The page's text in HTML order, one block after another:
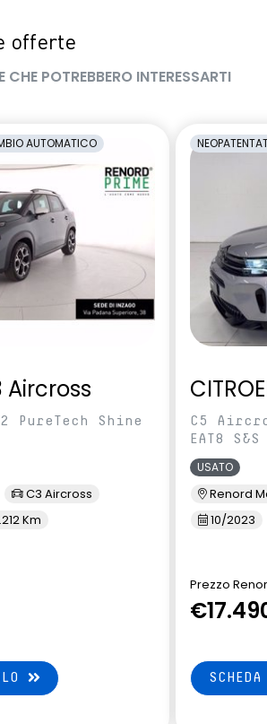
offerte
POTREBBERO INTERESSARTI
AUTOMATICO
Aircross
PureTech Shine
C3 Aircross
Km
C5
EAT8 S&S
USATO
Renord
10/2023
Prezzo